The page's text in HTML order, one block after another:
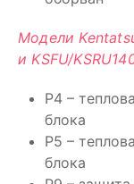
Модели
и KSFU/
P4 –
блока
P5 –
блока